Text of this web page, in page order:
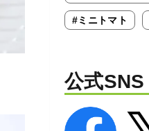
#ミニトマト
公式SNS